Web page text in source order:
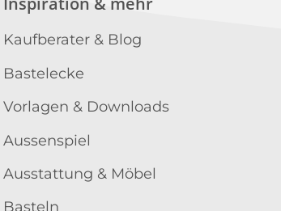
Kaufberater & Blog
Bastelecke
Vorlagen & Downloads
Aussenspiel
Ausstattung & Möbel
Basteln